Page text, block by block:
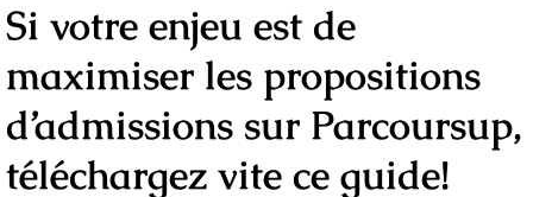
Si votre enjeu est de
maximiser les propositions
d’admissions sur Parcoursup,
téléchargez vite ce guide!